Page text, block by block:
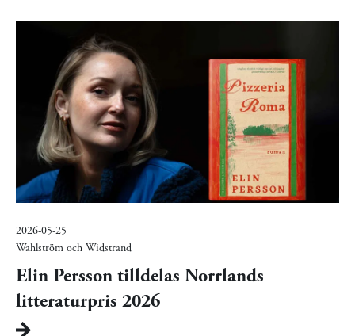
2026-05-25
Wahlström och Widstrand
Elin Persson tilldelas Norrlands
litteraturpris 2026